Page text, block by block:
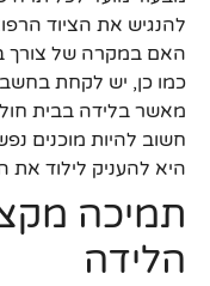
להנגיש את הציוד
האם במקרה של צורך
כמו כן, יש לקחת
מאשר בלידה בבית
חשוב להיות מוכנים
היא להעניק לילוד
תמיכה
הלידה